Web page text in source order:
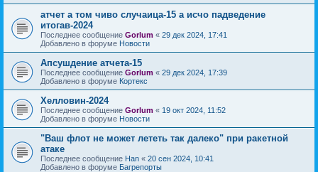
атчет а том чиво случаица-15 а исчо падведение
итогав-2024
Последнее сообщение Gorlum « 29 дек 2024, 17:41
Добавлено в форуме Новости
Апсушдение атчета-15
Последнее сообщение Gorlum « 29 дек 2024, 17:39
Добавлено в форуме Кортекс
Хелловин-2024
Последнее сообщение Gorlum « 19 окт 2024, 11:52
Добавлено в форуме Новости
"Ваш флот не может лететь так далеко" при ракетной
атаке
Последнее сообщение Han « 20 сен 2024, 10:41
Добавлено в форуме Багрепорты